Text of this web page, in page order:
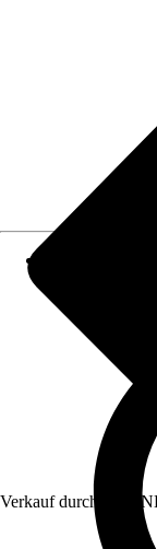
Verkauf durch: